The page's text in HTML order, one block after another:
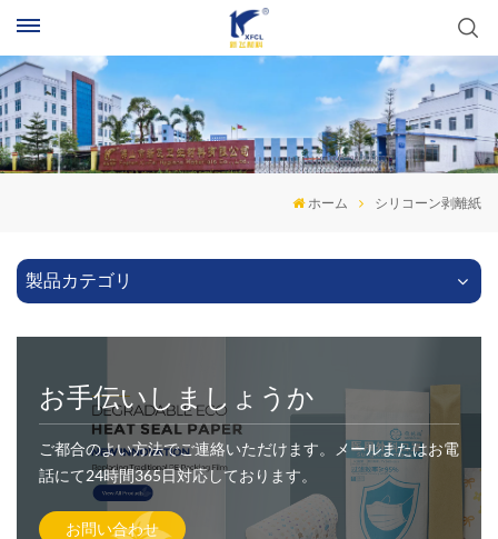
ホーム シリコーン剥離紙
製品カテゴリ
お手伝いしましょうか
ご都合のよい方法でご連絡いただけます。メールまたはお電
話にて24時間365日対応しております。
お問い合わせ